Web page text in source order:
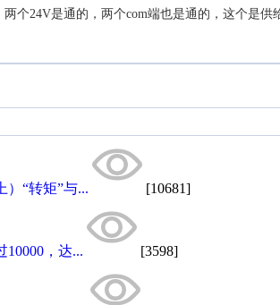
个24V是通的，两个com端也是通的，这个是
）“转矩”与... [10681]
10000，达... [3598]